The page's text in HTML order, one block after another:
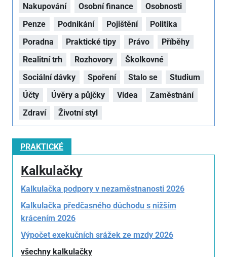
Nakupování Osobní finance
Osobnosti
Penze
Podnikání Pojištění
Politika
Poradna
Praktické tipy Právo
Příběhy
Realitní trh
Rozhovory
Školkovné
Sociální dávky
Spoření Stalo se
Studium
Účty
Úvěry a půjčky Videa
Zaměstnání
Zdraví
Životní styl
PRAKTICKÉ
Kalkulačky
Kalkulačka podpory v nezaměstnanosti 2026
Kalkulačka předčasného důchodu s nižším
krácením 2026
Výpočet exekučních srážek ze mzdy 2026
všechny kalkulačky